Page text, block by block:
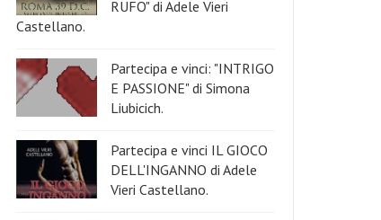
RUFO" di Adele Vieri
Castellano.
Partecipa e vinci: "INTRIGO
E PASSIONE" di Simona
Liubicich.
Partecipa e vinci IL GIOCO
DELL'INGANNO di Adele
Vieri Castellano.